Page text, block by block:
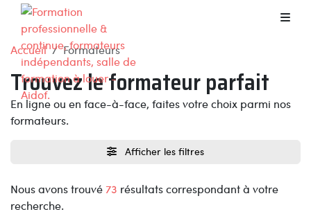
Accueil Formateurs
Trouvez le formateur parfait
En ligne ou en face-à-face, faites votre choix parmi nos
formateurs.
Afficher les filtres
Nous avons trouvé 73 résultats correspondant à votre
recherche.